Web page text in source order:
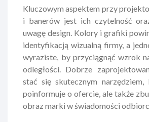
Kluczowym aspektem przy
i banerów jest ich czytelność
uwagę design. Kolory i grafiki
identyfikacją wizualną firmy, a
wyraziste, by przyciągnąć wzrok
odległości. Dobrze
stać się skutecznym
poinformuje o ofercie, ale także
obraz marki w świadomości